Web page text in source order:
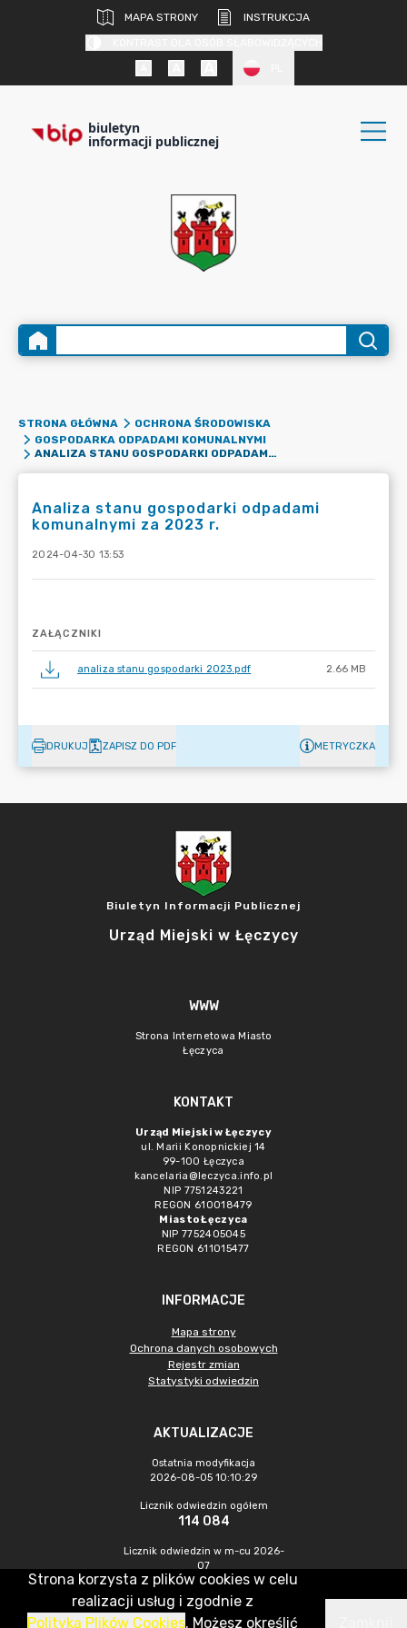
MAPA STRONY
INSTRUKCJA
biuletyn
informacji publicznej
STRONA GŁÓWNA
OCHRONA ŚRODOWISKA
GOSPODARKA ODPADAMI KOMUNALNYMI
ANALIZA STANU GOSPODARKI ODPADAMI KOMUNALNYMI ZA 2023 R.
Analiza stanu gospodarki odpadami
komunalnymi za 2023 r.
2024-04-30 13:53
ZAŁĄCZNIKI
analiza stanu gospodarki 2023.pdf 2.66 MB
DRUKUJ ZAPISZ DO PDF METRYCZKA
Biuletyn Informacji Publicznej
Urząd Miejski w Łęczycy
WWW
Strona Internetowa Miasto
Łęczyca
KONTAKT
Urząd Miejski w Łęczycy
ul. Marii Konopnickiej 14
99-100 Łęczyca
kancelaria@leczyca.info.pl
NIP 7751243221
REGON 610018479
Miasto Łęczyca
NIP 7752405045
REGON 611015477
INFORMACJE
Mapa strony
Ochrona danych osobowych
Rejestr zmian
Statystyki odwiedzin
AKTUALIZACJE
Ostatnia modyfikacja
2026-08-05 10:10:29
Licznik odwiedzin ogółem
114 084
Licznik odwiedzin w m-cu 2026-
07
603
CMS & Hosting: Nefeni Sp. z o.o.
Strona korzysta z plików cookies w celu
realizacji usług i zgodnie z
Polityką Plików Cookies. Możesz określić